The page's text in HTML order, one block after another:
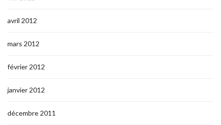
avril 2012
mars 2012
février 2012
janvier 2012
décembre 2011